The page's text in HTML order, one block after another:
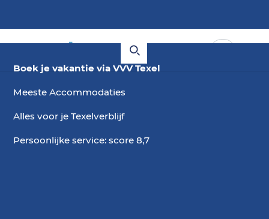
Boek je vakantie via VVV Texel
Meeste Accommodaties
Alles voor je Texelverblijf
Persoonlijke service: score 8,7